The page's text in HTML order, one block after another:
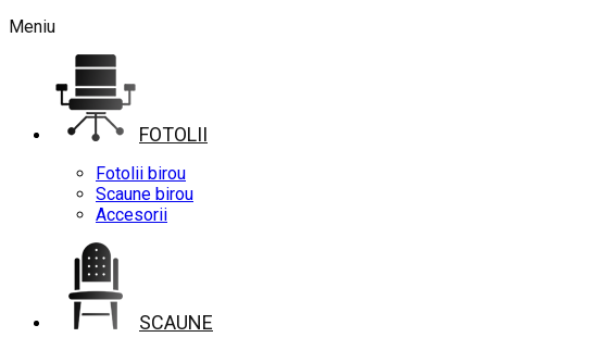
Meniu
FOTOLII
Fotolii birou
Scaune birou
Accesorii
SCAUNE